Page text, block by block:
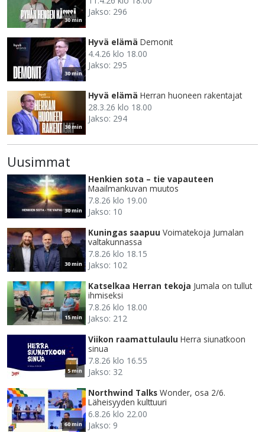
30 min
Jakso: 296
30 min
Hyvä elämä Demonit
4.4.26 klo 18.00
Jakso: 295
30 min
Hyvä elämä Herran huoneen rakentajat
28.3.26 klo 18.00
Jakso: 294
Uusimmat
30 min
Henkien sota – tie vapauteen
Maailmankuvan muutos
7.8.26 klo 19.00
Jakso: 10
30 min
Kuningas saapuu Voimatekoja Jumalan
valtakunnassa
7.8.26 klo 18.15
Jakso: 102
15 min
Katselkaa Herran tekoja Jumala on tullut
ihmiseksi
7.8.26 klo 18.00
Jakso: 212
5 min
Viikon raamattulaulu Herra siunatkoon
sinua
7.8.26 klo 16.55
Jakso: 32
60 min
Northwind Talks Wonder, osa 2/6.
Läheisyyden kulttuuri
6.8.26 klo 22.00
Jakso: 9